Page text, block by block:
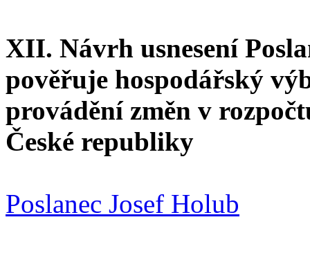
XII. Návrh usnesení
pověřuje hospodářský
provádění změn v
České republiky
Poslanec Josef Holub